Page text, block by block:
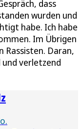
dass
wurden und
habe. Ich habe
Im Übrigen
Rassisten. Daran,
verletzend